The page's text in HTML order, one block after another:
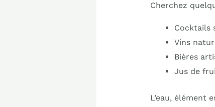
Cherchez
Cocktails
Vins
Bières
Jus de
L’eau, élément